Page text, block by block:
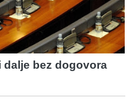
dalje bez dogovora